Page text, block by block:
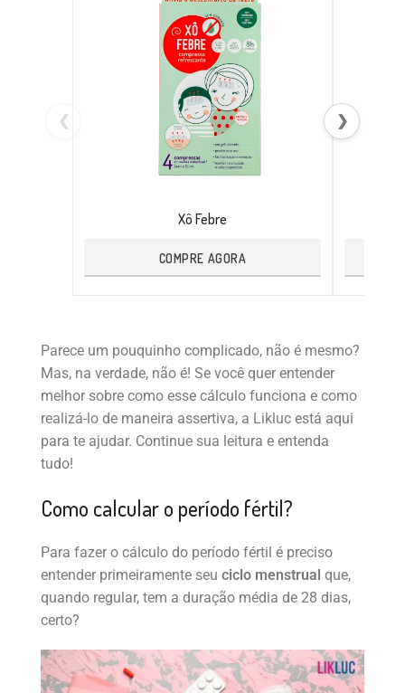
❮
Xô Febre
COMPRE AGORA
❯
Parece um pouquinho complicado, não é mesmo?
Mas, na verdade, não é! Se você quer entender
melhor sobre como esse cálculo funciona e como
realizá-lo de maneira assertiva, a Likluc está aqui
para te ajudar. Continue sua leitura e entenda
tudo!
Como calcular o período fértil?
Para fazer o cálculo do período fértil é preciso
entender primeiramente seu ciclo menstrual que,
quando regular, tem a duração média de 28 dias,
certo?